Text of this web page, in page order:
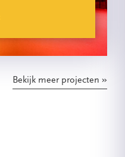
Bekijk meer projecten